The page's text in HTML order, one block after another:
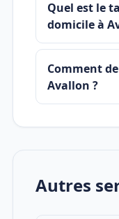
Quel est le
domicile à
Comment
Avallon ?
Autres